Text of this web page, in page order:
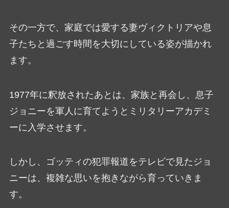
その一方で、家庭では愛する妻ヴィクトリアや息
子たちと過ごす時間を大切にしている姿が描かれ
ます。
1977年に釈放されたあとは、家族と再会し、息子
ジョニーを軍人に育てようとミリタリーアカデミ
ーに入学させます。
しかし、ゴッティの犯罪報道をテレビで見たジョ
ニーは、複雑な思いを抱きながら育っていきま
す。